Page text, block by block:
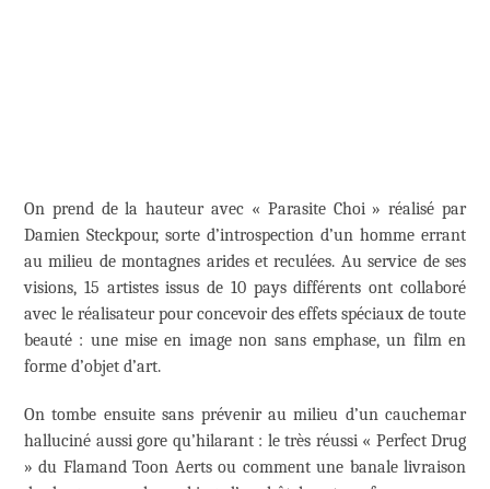
On prend de la hauteur avec « Parasite Choi » réalisé par
Damien Steckpour, sorte d’introspection d’un homme errant
au milieu de montagnes arides et reculées. Au service de ses
visions, 15 artistes issus de 10 pays différents ont collaboré
avec le réalisateur pour concevoir des effets spéciaux de toute
beauté : une mise en image non sans emphase, un film en
forme d’objet d’art.
On tombe ensuite sans prévenir au milieu d’un cauchemar
halluciné aussi gore qu’hilarant : le très réussi « Perfect Drug
» du Flamand Toon Aerts ou comment une banale livraison